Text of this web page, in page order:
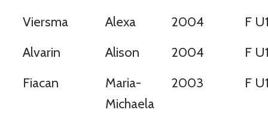
Viersma
Alexa 2004
F
Alvarin
Alison 2004
F
Fiacan
Maria-
Michaela
2003 F